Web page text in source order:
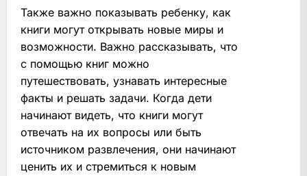
Также важно показывать ребенку, как
книги могут открывать новые миры и
возможности. Важно рассказывать, что
с помощью книг можно
путешествовать, узнавать интересные
факты и решать задачи. Когда дети
начинают видеть, что книги могут
отвечать на их вопросы или быть
источником развлечения, они начинают
ценить их и стремиться к новым